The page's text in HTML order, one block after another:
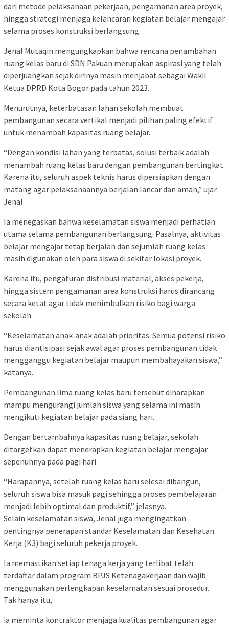
dari metode pelaksanaan pekerjaan, pengamanan area proyek,
hingga strategi menjaga kelancaran kegiatan belajar mengajar
selama proses konstruksi berlangsung.
Jenal Mutaqin mengungkapkan bahwa rencana penambahan
ruang kelas baru di SDN Pakuan merupakan aspirasi yang telah
diperjuangkan sejak dirinya masih menjabat sebagai Wakil
Ketua DPRD Kota Bogor pada tahun 2023.
Menurutnya, keterbatasan lahan sekolah membuat
pembangunan secara vertikal menjadi pilihan paling efektif
untuk menambah kapasitas ruang belajar.
“Dengan kondisi lahan yang terbatas, solusi terbaik adalah
menambah ruang kelas baru dengan pembangunan bertingkat.
Karena itu, seluruh aspek teknis harus dipersiapkan dengan
matang agar pelaksanaannya berjalan lancar dan aman,” ujar
Jenal.
Ia menegaskan bahwa keselamatan siswa menjadi perhatian
utama selama pembangunan berlangsung. Pasalnya, aktivitas
belajar mengajar tetap berjalan dan sejumlah ruang kelas
masih digunakan oleh para siswa di sekitar lokasi proyek.
Karena itu, pengaturan distribusi material, akses pekerja,
hingga sistem pengamanan area konstruksi harus dirancang
secara ketat agar tidak menimbulkan risiko bagi warga
sekolah.
“Keselamatan anak-anak adalah prioritas. Semua potensi risiko
harus diantisipasi sejak awal agar proses pembangunan tidak
mengganggu kegiatan belajar maupun membahayakan siswa,”
katanya.
Pembangunan lima ruang kelas baru tersebut diharapkan
mampu mengurangi jumlah siswa yang selama ini masih
mengikuti kegiatan belajar pada siang hari.
Dengan bertambahnya kapasitas ruang belajar, sekolah
ditargetkan dapat menerapkan kegiatan belajar mengajar
sepenuhnya pada pagi hari.
“Harapannya, setelah ruang kelas baru selesai dibangun,
seluruh siswa bisa masuk pagi sehingga proses pembelajaran
menjadi lebih optimal dan produktif,” jelasnya.
Selain keselamatan siswa, Jenal juga mengingatkan
pentingnya penerapan standar Keselamatan dan Kesehatan
Kerja (K3) bagi seluruh pekerja proyek.
Ia memastikan setiap tenaga kerja yang terlibat telah
terdaftar dalam program BPJS Ketenagakerjaan dan wajib
menggunakan perlengkapan keselamatan sesuai prosedur.
Tak hanya itu,
ia meminta kontraktor menjaga kualitas pembangunan agar